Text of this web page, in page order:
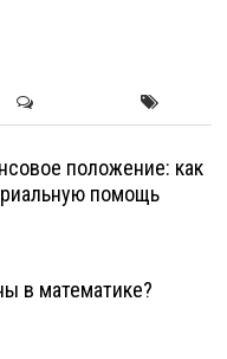
положение: как
помощь
в математике?